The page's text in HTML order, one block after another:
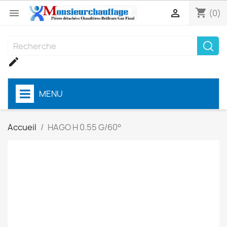
 shopping_cart (0)


MENU
Accueil HAGO H 0.55 G/60°